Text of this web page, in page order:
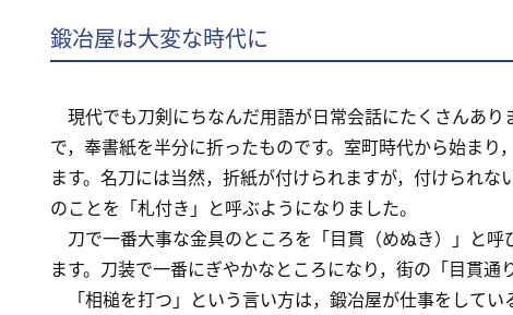
鍛冶屋は大変な時代に
現代でも刀剣にちなんだ用語が日常会話にたくさんあり
で，奉書紙を半分に折ったものです。室町時代から始ま
ます。名刀には当然，折紙が付けられますが，付けられ
のことを「札付き」と呼ぶようになりました。
刀で一番大事な金具のところを「目貫（めぬき）」と
ます。刀装で一番にぎやかなところになり，街の「目貫通
「相槌を打つ」という言い方は，鍛冶屋が仕事をして